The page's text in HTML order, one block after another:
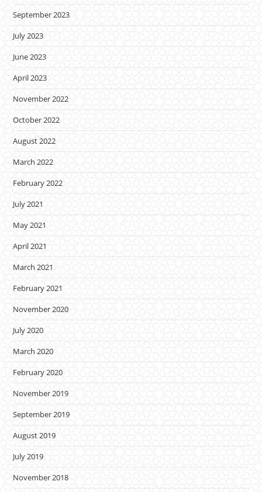
September 2023
July 2023
June 2023
April 2023
November 2022
October 2022
August 2022
March 2022
February 2022
July 2021
May 2021
April 2021
March 2021
February 2021
November 2020
July 2020
March 2020
February 2020
November 2019
September 2019
August 2019
July 2019
November 2018